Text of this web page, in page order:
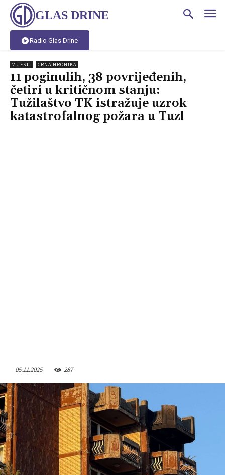
GLAS DRINE
Radio Glas Drine
VIJESTI CRNA HRONIKA
11 poginulih, 38 povrijeđenih,
četiri u kritičnom stanju:
Tužilaštvo TK istražuje uzrok
katastrofalnog požara u Tuzl
05.11.2025 287